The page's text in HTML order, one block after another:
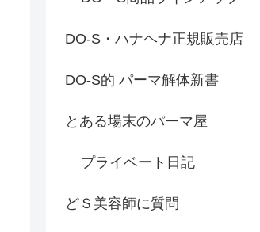
DO-S・ハナヘナ正規販売店
DO-S的 パーマ解体新書
とある場末のパーマ屋
プライベート日記
どＳ美容師に質問